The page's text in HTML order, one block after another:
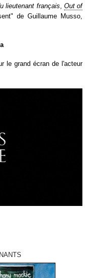
lieutenant français
Out of
de Guillaume Musso,
le grand écran de l'acteur